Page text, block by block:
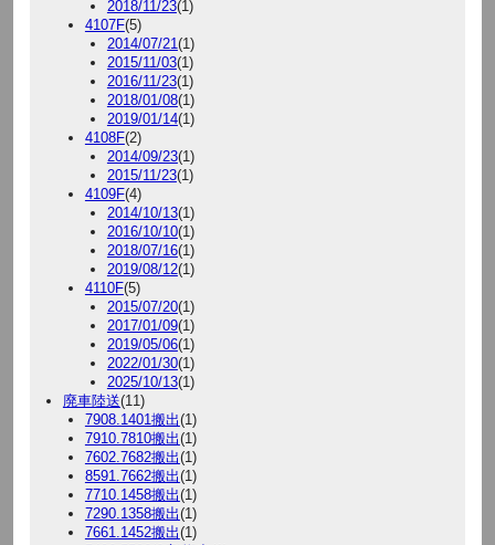
2018/11/23(1)
4107F(5)
2014/07/21 (1)
2015/11/03(1)
2016/11/23(1)
2018/01/08(1)
2019/01/14(1)
4108F(2)
2014/09/23(1)
2015/11/23(1)
4109F(4)
2014/10/13(1)
2016/10/10(1)
2018/07/16(1)
2019/08/12(1)
4110F(5)
2015/07/20(1)
2017/01/09(1)
2019/05/06(1)
2022/01/30(1)
2025/10/13(1)
廃車陸送(11)
7908.1401搬出(1)
7910.7810搬出(1)
7602.7682搬出(1)
8591.7662搬出(1)
7710.1458搬出(1)
7290.1358搬出(1)
7661.1452搬出(1)